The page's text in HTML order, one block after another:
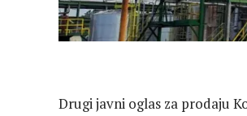
Drugi javni oglas za prodaju